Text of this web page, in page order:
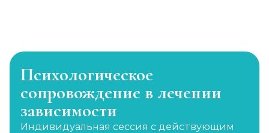
Психологическое
сопровождение в лечении
зависимости
Индивидуальная сессия с действующим